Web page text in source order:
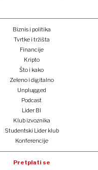
Biznis i politika
Tvrtke i tržišta
Financije
Kripto
Što i kako
Zeleno i digitalno
Unplugged
Podcast
Lider BI
Klub izvoznika
Studentski Lider klub
Konferencije
Pretplati se